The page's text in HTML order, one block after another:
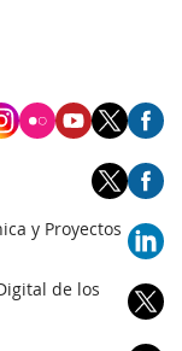
y Proyectos
de los